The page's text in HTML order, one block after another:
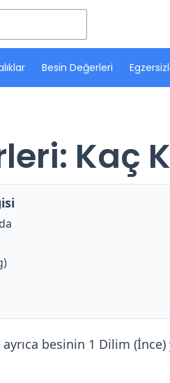
Besin Değerleri
Kaç
besinin 1 Dilim